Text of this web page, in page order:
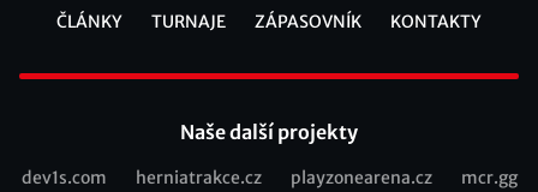
ČLÁNKY TURNAJE ZÁPASOVNÍK KONTAKTY
Naše další projekty
dev1s.com herniatrakce.cz playzonearena.cz mcr.gg